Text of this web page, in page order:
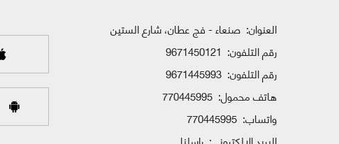
العنوان: صنعاء - فج عطان، شارع الستين
رقم التلفون: 9671450121
رقم التلفون: 9671445993
هاتف محمول: 770445995
واتساب: 770445995